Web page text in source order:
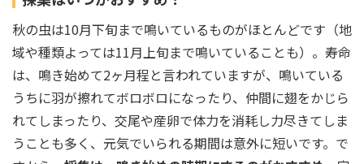
秋の虫は10月下旬まで鳴いているものがほとんどです（地
域や種類よっては11月上旬まで鳴いていることも）。寿命
は、鳴き始めて2ヶ月程と言われていますが、鳴いている
うちに羽が擦れてボロボロになったり、仲間に翅をかじら
れてしまったり、交尾や産卵で体力を消耗し力尽きてしま
うことも多く、元気でいられる期間は意外に短いです。で